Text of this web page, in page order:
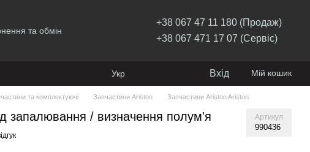
та обмін
+38 067 47 11 180 (Продаж)
+38 067 471 17 07 (Сервіс)
Укр Вхід Мій кошик
та комплектуючі Запчастини Ariston Запчастини Ariston Ariston
запалювання / визначення полум'я Артикул
990436